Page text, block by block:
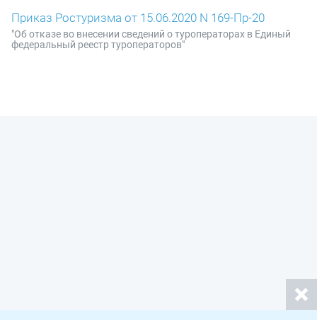
Приказ Ростуризма от 15.06.2020 N 169-Пр-20
"Об отказе во внесении сведений о туроператорах в Единый
федеральный реестр туроператоров"